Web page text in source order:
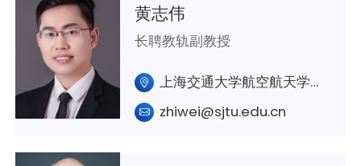
黄志伟
长聘教轨副教授
上海交通大学航空航天学院A202
zhiwei@sjtu.edu.cn